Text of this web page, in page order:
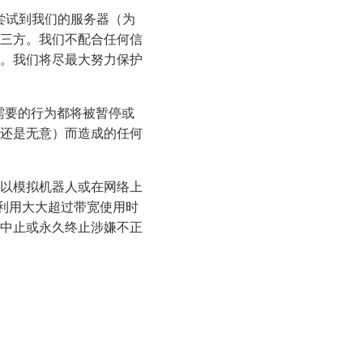
到我们的服务器（为
方。我们不配合任何信
我们将尽最大努力保护
的行为都将被暂停或
是无意）而造成的任何
模拟机器人或在网络上
用大大超过带宽使用时
止或永久终止涉嫌不正